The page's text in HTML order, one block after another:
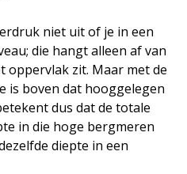
niet uit of je in een
die hangt alleen af van
oppervlak zit. Maar met de
is boven dat hooggelegen
dus dat de totale
in die hoge bergmeren
diepte in een